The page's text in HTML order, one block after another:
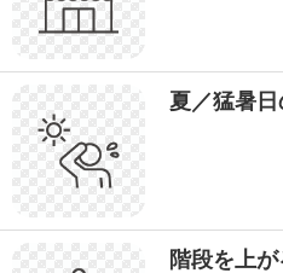
夏／猛暑
階段を上